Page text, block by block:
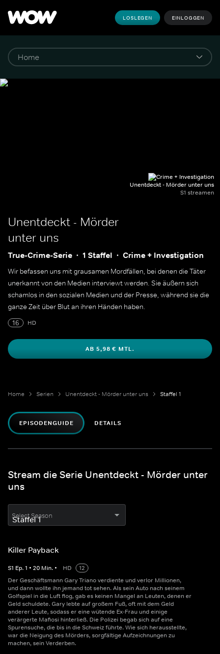
LOSLEGEN EINLOGGEN
Unentdeckt - Mörder unter uns
S1 streamen
Unentdeckt - Mörder
unter uns
True-Crime-Serie 1 Staffel Crime + Investigation
Wir befassen uns mit grausamen Mordfällen, bei denen die Täter
unerkannt von den Medien interviewt werden. Sie äußern sich
schamlos in den sozialen Medien und der Presse, während sie die
ganze Zeit über Blut an ihren Händen haben.
16
HD
AB 5,98 € MTL.
Home Serien Unentdeckt - Mörder unter uns Staffel 1
EPISODENGUIDE DETAILS
Stream die Serie Unentdeckt - Mörder unter
uns
Select Season
Killer Payback
S1 Ep.1 • 20 Min. • HD
12
Der Geschäftsmann Gary Triano verdiente und verlor Millionen,
und dann wollte ihn jemand tot sehen. Als sein Auto nach seinem
Golfspiel in die Luft flog, gab es keinen Mangel an Leuten, denen er
Geld schuldete. Gary lebte auf großem Fuß, oft mit dem Geld
anderer Leute, sodass er eine wütende Ex-Frau und einige
verärgerte Mafiosi hinterließ. Die Polizei begab sich auf eine
Spurensuche, die bis in die Schweiz führte. Wie sich herausstellte,
war die Neigung des Mörders, sorgfältige Aufzeichnungen zu
machen, sein Verderben.